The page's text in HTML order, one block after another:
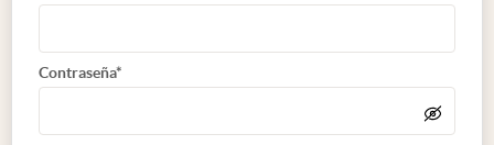
Contraseña*